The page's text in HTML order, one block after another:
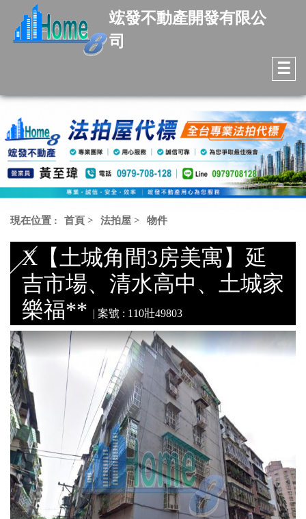
竤發不動產開發有限公
司
☰
現在位置 : 首頁 > 法拍屋 > 物件
X【土城角間3房美寓】延
吉市場、清水高中、土城家
樂福** | 案號 : 110壯49803